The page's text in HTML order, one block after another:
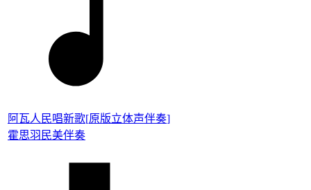
阿瓦人民唱新歌[原版立体声伴奏]
霍思羽 民美伴奏